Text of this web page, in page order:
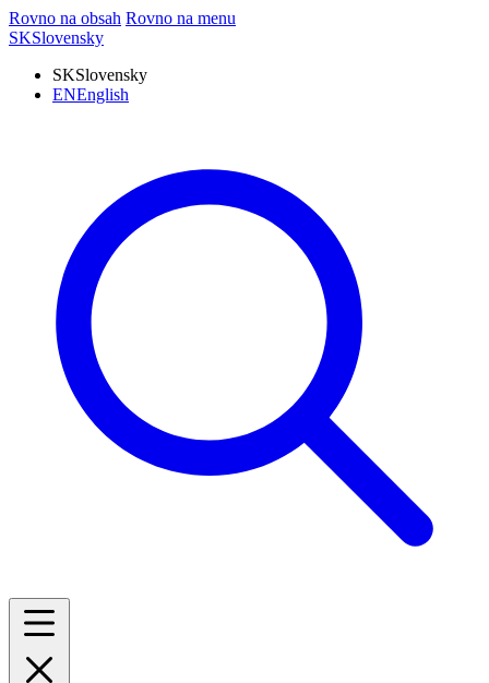
Rovno na obsah Rovno na menu
SKSlovensky
SKSlovensky
ENEnglish